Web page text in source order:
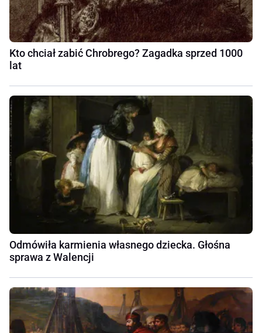
Kto chciał zabić Chrobrego? Zagadka sprzed 1000
lat
Odmówiła karmienia własnego dziecka. Głośna
sprawa z Walencji